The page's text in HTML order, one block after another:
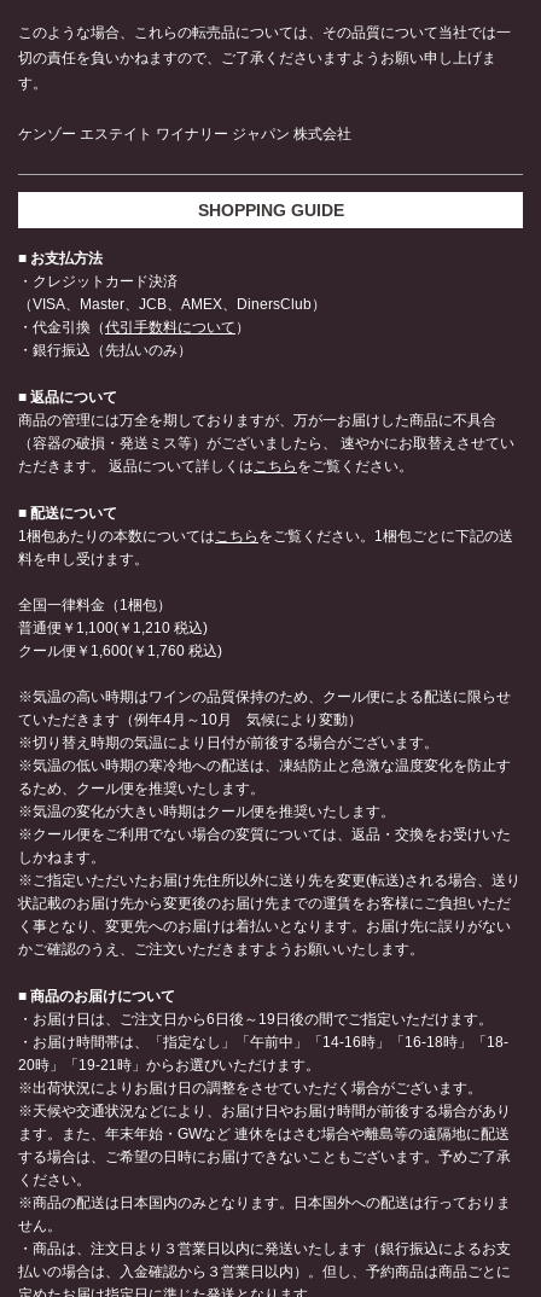
このような場合、これらの転売品については、その品質について当社では一
切の責任を負いかねますので、ご了承くださいますようお願い申し上げま
す。
ケンゾー エステイト ワイナリー ジャパン 株式会社
SHOPPING GUIDE
■ お支払方法
・クレジットカード決済
（VISA、Master、JCB、AMEX、DinersClub）
・代金引換（代引手数料について ）
・銀行振込（先払いのみ）
■ 返品について
商品の管理には万全を期しておりますが、万が一お届けした商品に不具合
（容器の破損・発送ミス等）がございましたら、 速やかにお取替えさせてい
ただきます。 返品について詳しくはこちら をご覧ください。
■ 配送について
1梱包あたりの本数についてはこちら をご覧ください。1梱包ごとに下記の送
料を申し受けます。
全国一律料金（1梱包）
普通便￥1,100(￥1,210 税込)
クール便￥1,600(￥1,760 税込)
※気温の高い時期はワインの品質保持のため、クール便による配送に限らせ
ていただきます（例年4月～10月 気候により変動）
※切り替え時期の気温により日付が前後する場合がございます。
※気温の低い時期の寒冷地への配送は、凍結防止と急激な温度変化を防止す
るため、クール便を推奨いたします。
※気温の変化が大きい時期はクール便を推奨いたします。
※クール便をご利用でない場合の変質については、返品・交換をお受けいた
しかねます。
※ご指定いただいたお届け先住所以外に送り先を変更(転送)される場合、送り
状記載のお届け先から変更後のお届け先までの運賃をお客様にご負担いただ
く事となり、変更先へのお届けは着払いとなります。お届け先に誤りがない
かご確認のうえ、ご注文いただきますようお願いいたします。
■ 商品のお届けについて
・お届け日は、ご注文日から6日後～19日後の間でご指定いただけます。
・お届け時間帯は、「指定なし」「午前中」「14-16時」「16-18時」「18-
20時」「19-21時」からお選びいただけます。
※出荷状況によりお届け日の調整をさせていただく場合がございます。
※天候や交通状況などにより、お届け日やお届け時間が前後する場合があり
ます。また、年末年始・GWなど 連休をはさむ場合や離島等の遠隔地に配送
する場合は、ご希望の日時にお届けできないこともございます。予めご了承
ください。
※商品の配送は日本国内のみとなります。日本国外への配送は行っておりま
せん。
・商品は、注文日より３営業日以内に発送いたします（銀行振込によるお支
払いの場合は、入金確認から３営業日以内）。但し、予約商品は商品ごとに